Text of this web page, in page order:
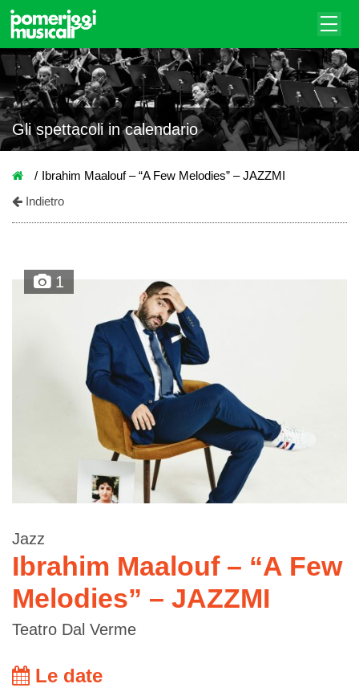
Gli spettacoli in calendario
Ibrahim Maalouf – “A Few Melodies” – JAZZMI
Indietro
1
Jazz
Ibrahim Maalouf – “A Few
Melodies” – JAZZMI
Teatro Dal Verme
Le date